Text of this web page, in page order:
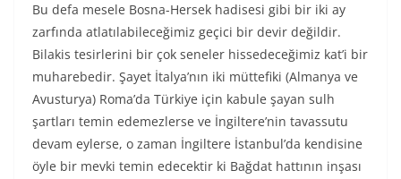
Bu defa mesele Bosna-Hersek hadisesi gibi bir iki ay
zarfında atlatılabileceğimiz geçici bir devir değildir.
Bilakis tesirlerini bir çok seneler hissedeceğimiz kat’i bir
muharebedir. Şayet İtalya’nın iki müttefiki (Almanya ve
Avusturya) Roma’da Türkiye için kabule şayan sulh
şartları temin edemezlerse ve İngiltere’nin tavassutu
devam eylerse, o zaman İngiltere İstanbul’da kendisine
öyle bir mevki temin edecektir ki Bağdat hattının inşası